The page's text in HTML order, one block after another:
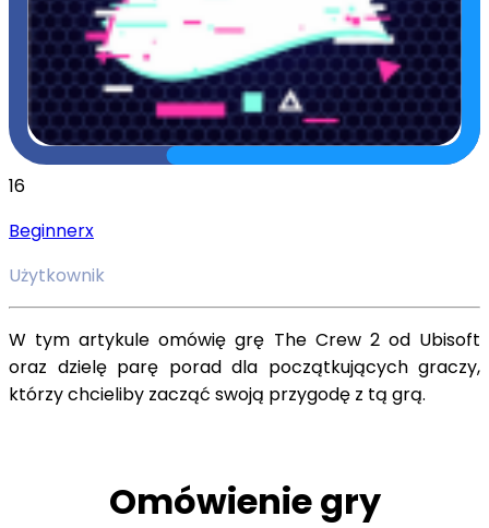
16
Beginnerx
Użytkownik
W tym artykule omówię grę The Crew 2 od Ubisoft
oraz dzielę parę porad dla początkujących graczy,
którzy chcieliby zacząć swoją przygodę z tą grą.
Omówienie gry